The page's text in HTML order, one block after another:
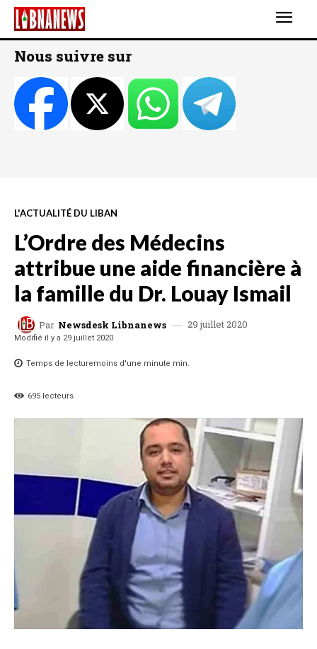
Nous suivre sur
L'ACTUALITÉ DU LIBAN
L’Ordre des Médecins
attribue une aide financière à
la famille du Dr. Louay Ismail
Par Newsdesk Libnanews 29 juillet 2020
Modifié il y a 29 juillet 2020
Temps de lecturemoins d'une minute min.
695 lecteurs